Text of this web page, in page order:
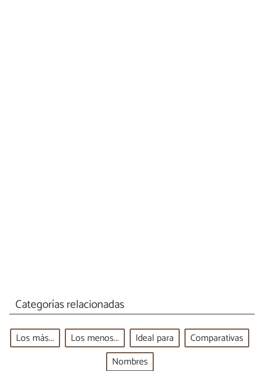
Categorías relacionadas
Los más... Los menos... Ideal para
Comparativas
Nombres